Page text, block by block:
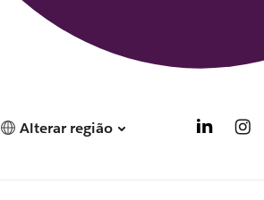
Alterar região